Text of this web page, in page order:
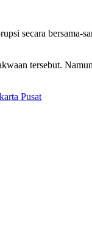
secara bersama-
tersebut.
Pusat